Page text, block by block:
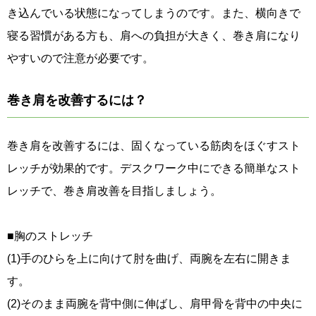
き込んでいる状態になってしまうのです。また、横向きで
寝る習慣がある方も、肩への負担が大きく、巻き肩になり
やすいので注意が必要です。
巻き肩を改善するには？
巻き肩を改善するには、固くなっている筋肉をほぐすスト
レッチが効果的です。デスクワーク中にできる簡単なスト
レッチで、巻き肩改善を目指しましょう。
■胸のストレッチ
(1)手のひらを上に向けて肘を曲げ、両腕を左右に開きま
す。
(2)そのまま両腕を背中側に伸ばし、肩甲骨を背中の中央に